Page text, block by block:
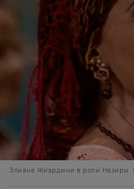
Элиане Жиардини в роли Назиры.